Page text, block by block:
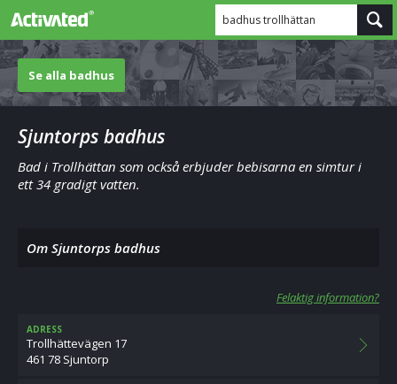
badhus trollhättan
Se alla badhus
Sjuntorps badhus
Bad i Trollhättan som också erbjuder bebisarna en simtur i
ett 34 gradigt vatten.
Om Sjuntorps badhus
Felaktig information?
ADRESS
Trollhättevägen 17
461 78 Sjuntorp